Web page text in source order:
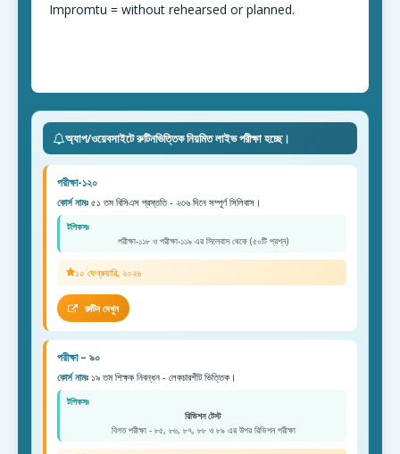
Impromtu = without rehearsed or planned.
অ্যাপ/ওয়েবসাইটে রুটিনভিত্তিক নিয়মিত লাইভ পরীক্ষা হচ্ছে।
পরীক্ষা-১২০
কোর্স নামঃ ৫১ তম বিসিএস প্রস্ততি - ২৩৬ দিনে সম্পূর্ণ সিলিবাস।
টপিকসঃ
পরীক্ষা-১১৮ ও পরীক্ষা-১১৯ এর সিলেবাস থেকে (৫০টি প্রশ্ন)
১০ ফেব্রুয়ারি, ২০২৬
রুটিন দেখুন
পরীক্ষা – ৯০
কোর্স নামঃ ১৯ তম শিক্ষক নিবন্ধন - লেকচারশীট ভিত্তিক।
টপিকসঃ
রিভিশন টেস্ট
বিগত পরীক্ষা - ৮৫, ৮৬, ৮৭, ৮৮ ও ৮৯ এর উপর রিভিশন পরীক্ষা